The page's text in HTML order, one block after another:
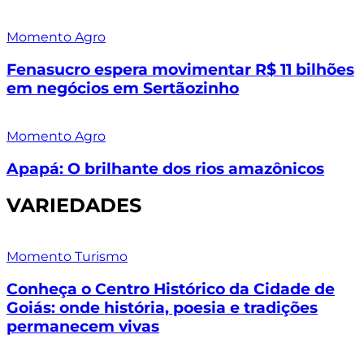
Momento Agro
Fenasucro espera movimentar R$ 11 bilhões
em negócios em Sertãozinho
Momento Agro
Apapá: O brilhante dos rios amazônicos
VARIEDADES
Momento Turismo
Conheça o Centro Histórico da Cidade de
Goiás: onde história, poesia e tradições
permanecem vivas